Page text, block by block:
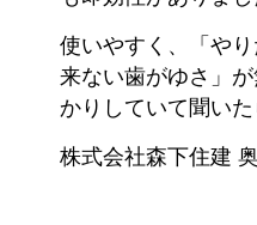
使いやすく、「や
来ない歯がゆさ」
かりしていて聞いた
株式会社森下住建